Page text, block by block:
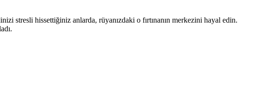
stresli hissettiğiniz anlarda, rüyanızdaki o fırtınanın merkezini hayal edin.